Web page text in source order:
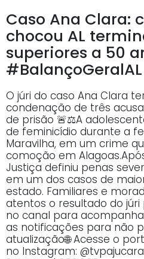
Caso Ana Clara:
chocou AL
superiores a 50
#BalançoGeralAL
O júri do caso Ana Clara
condenação de três
de prisão 🚨⚖️A
de feminicídio durante a
Maravilha, em um crime
comoção em
Justiça definiu penas
em um dos casos de
estado. Familiares e
atentos o resultado do
no canal para
as notificações para não
atualização🌐 Acesse o
no Instagram: